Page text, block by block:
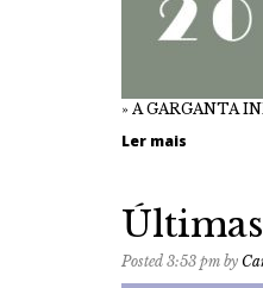
» A GARGANTA
Ler mais
Posted 3:53 pm by